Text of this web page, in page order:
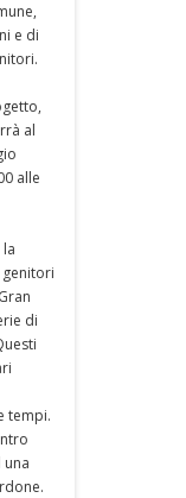
e di
al
alle
di
tempi.